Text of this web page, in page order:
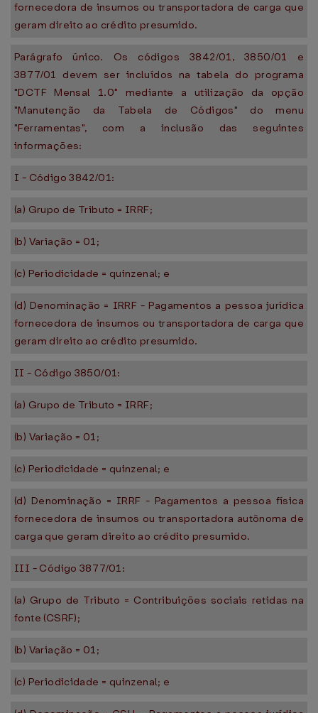
fornecedora de insumos ou transportadora de carga que
geram direito ao crédito presumido.
Parágrafo único. Os códigos 3842/01, 3850/01 e
3877/01 devem ser incluídos na tabela do programa
"DCTF Mensal 1.0" mediante a utilização da opção
"Manutenção da Tabela de Códigos" do menu
"Ferramentas", com a inclusão das seguintes
informações:
I - Código 3842/01:
(a) Grupo de Tributo = IRRF;
(b) Variação = 01;
(c) Periodicidade = quinzenal; e
(d) Denominação = IRRF - Pagamentos a pessoa jurídica
fornecedora de insumos ou transportadora de carga que
geram direito ao crédito presumido.
II - Código 3850/01:
(a) Grupo de Tributo = IRRF;
(b) Variação = 01;
(c) Periodicidade = quinzenal; e
(d) Denominação = IRRF - Pagamentos a pessoa física
fornecedora de insumos ou transportadora autônoma de
carga que geram direito ao crédito presumido.
III - Código 3877/01:
(a) Grupo de Tributo = Contribuições sociais retidas na
fonte (CSRF);
(b) Variação = 01;
(c) Periodicidade = quinzenal; e